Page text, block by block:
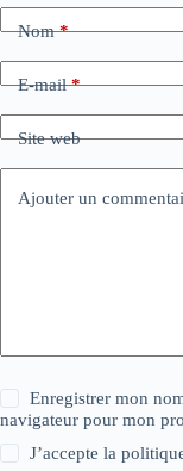
Nom*
E-mail*
Site web
Ajouter un
Enregistrer mon
navigateur pour mon
J’accepte la